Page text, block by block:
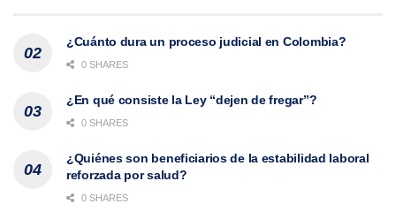
¿Cuánto dura un proceso judicial en Colombia?
0 SHARES
¿En qué consiste la Ley “dejen de fregar”?
0 SHARES
¿Quiénes son beneficiarios de la estabilidad laboral
reforzada por salud?
0 SHARES